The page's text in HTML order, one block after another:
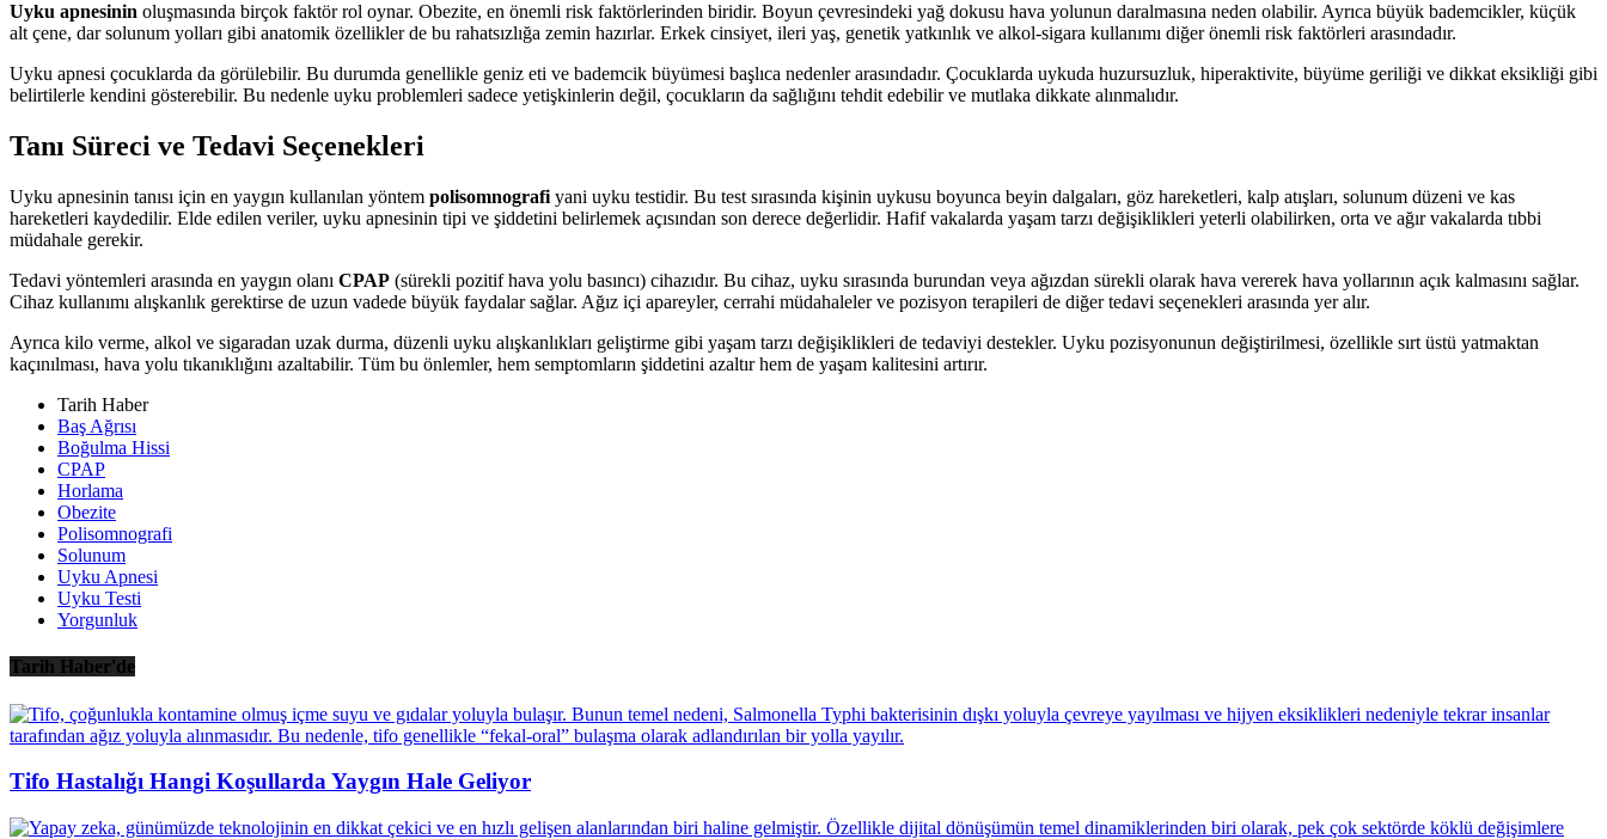
Uyku apnesinin oluşmasında birçok faktör rol oynar. Obezite, en önemli risk faktörlerinden biridir. Boyun çevresindeki yağ dokusu hava yolunun daralmasına neden olabilir. Ayrıca büyük bademcikler, küçük
alt çene, dar solunum yolları gibi anatomik özellikler de bu rahatsızlığa zemin hazırlar. Erkek cinsiyet, ileri yaş, genetik yatkınlık ve alkol-sigara kullanımı diğer önemli risk faktörleri arasındadır.
Uyku apnesi çocuklarda da görülebilir. Bu durumda genellikle geniz eti ve bademcik büyümesi başlıca nedenler arasındadır. Çocuklarda uykuda huzursuzluk, hiperaktivite, büyüme geriliği ve dikkat eksikliği gibi
belirtilerle kendini gösterebilir. Bu nedenle uyku problemleri sadece yetişkinlerin değil, çocukların da sağlığını tehdit edebilir ve mutlaka dikkate alınmalıdır.
Tanı Süreci ve Tedavi Seçenekleri
Uyku apnesinin tanısı için en yaygın kullanılan yöntem polisomnografi yani uyku testidir. Bu test sırasında kişinin uykusu boyunca beyin dalgaları, göz hareketleri, kalp atışları, solunum düzeni ve kas
hareketleri kaydedilir. Elde edilen veriler, uyku apnesinin tipi ve şiddetini belirlemek açısından son derece değerlidir. Hafif vakalarda yaşam tarzı değişiklikleri yeterli olabilirken, orta ve ağır vakalarda tıbbi
müdahale gerekir.
Tedavi yöntemleri arasında en yaygın olanı CPAP (sürekli pozitif hava yolu basıncı) cihazıdır. Bu cihaz, uyku sırasında burundan veya ağızdan sürekli olarak hava vererek hava yollarının açık kalmasını sağlar.
Cihaz kullanımı alışkanlık gerektirse de uzun vadede büyük faydalar sağlar. Ağız içi apareyler, cerrahi müdahaleler ve pozisyon terapileri de diğer tedavi seçenekleri arasında yer alır.
Ayrıca kilo verme, alkol ve sigaradan uzak durma, düzenli uyku alışkanlıkları geliştirme gibi yaşam tarzı değişiklikleri de tedaviyi destekler. Uyku pozisyonunun değiştirilmesi, özellikle sırt üstü yatmaktan
kaçınılması, hava yolu tıkanıklığını azaltabilir. Tüm bu önlemler, hem semptomların şiddetini azaltır hem de yaşam kalitesini artırır.
Tarih Haber
Baş Ağrısı
Boğulma Hissi
CPAP
Horlama
Obezite
Polisomnografi
Solunum
Uyku Apnesi
Uyku Testi
Yorgunluk
Tarih Haber'de
Tifo Hastalığı Hangi Koşullarda Yaygın Hale Geliyor